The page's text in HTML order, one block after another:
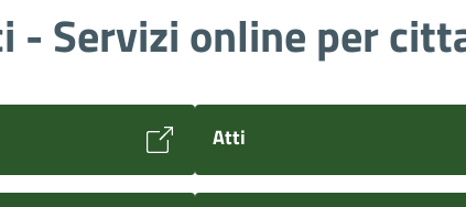
- Servizi online per
Atti